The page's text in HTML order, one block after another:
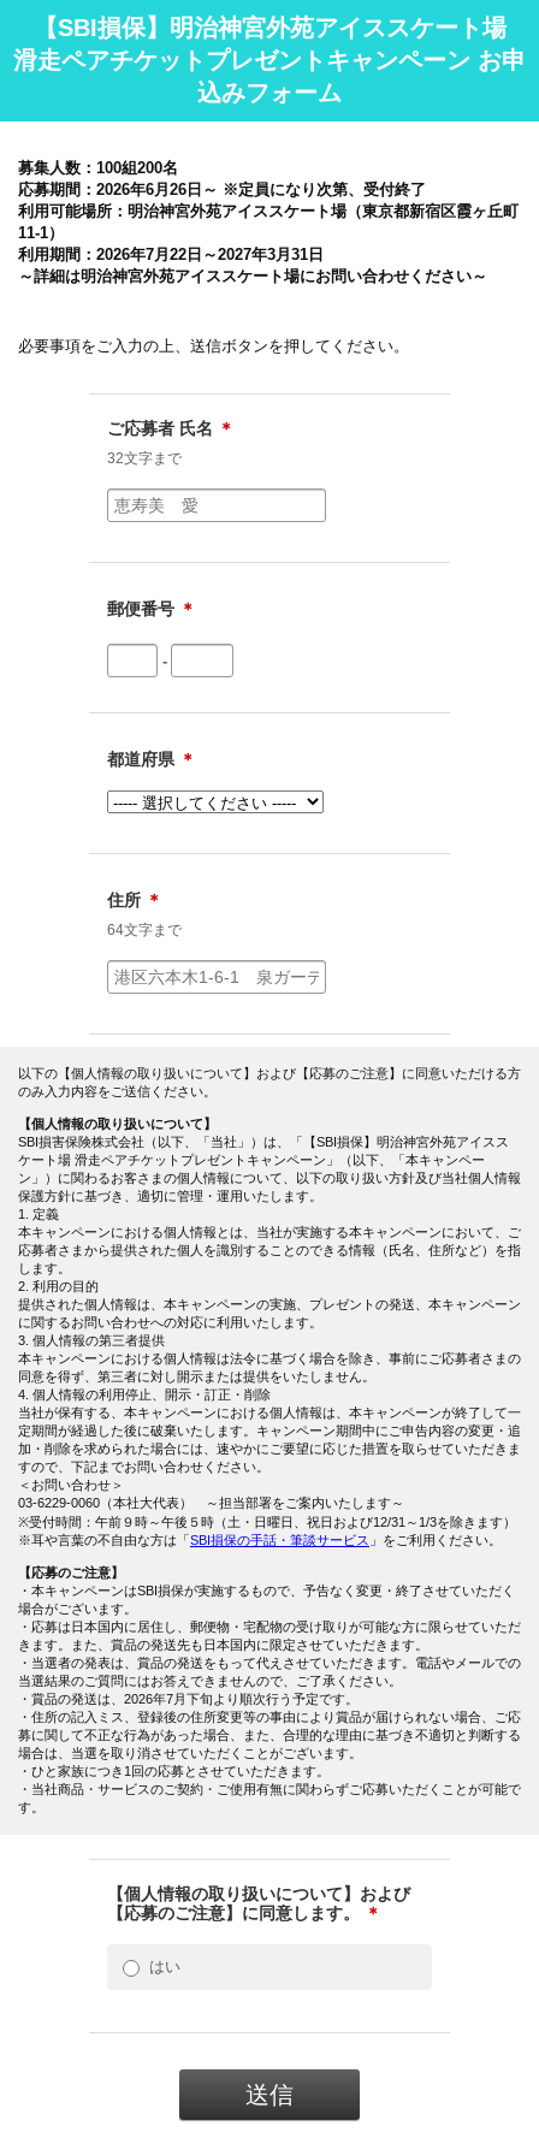
【SBI損保】明治神宮外苑アイススケート場
滑走ペアチケットプレゼントキャンペーン お申
込みフォーム
募集人数：100組200名
応募期間：2026年6月26日～ ※定員になり次第、受付終了
利用可能場所：明治神宮外苑アイススケート場（東京都新宿区霞ヶ丘町
11-1）
利用期間：2026年7月22日～2027年3月31日
～詳細は明治神宮外苑アイススケート場にお問い合わせください～
必要事項をご入力の上、送信ボタンを押してください。
ご応募者 氏名 ＊
32文字まで
郵便番号 ＊
-
都道府県 ＊
住所 ＊
64文字まで
以下の【個人情報の取り扱いについて】および【応募のご注意】に同意いただける方
のみ入力内容をご送信ください。
【個人情報の取り扱いについて】
SBI損害保険株式会社（以下、「当社」）は、「【SBI損保】明治神宮外苑アイスス
ケート場 滑走ペアチケットプレゼントキャンペーン」（以下、「本キャンペー
ン」）に関わるお客さまの個人情報について、以下の取り扱い方針及び当社個人情報
保護方針に基づき、適切に管理・運用いたします。
1. 定義
本キャンペーンにおける個人情報とは、当社が実施する本キャンペーンにおいて、ご
応募者さまから提供された個人を識別することのできる情報（氏名、住所など）を指
します。
2. 利用の目的
提供された個人情報は、本キャンペーンの実施、プレゼントの発送、本キャンペーン
に関するお問い合わせへの対応に利用いたします。
3. 個人情報の第三者提供
本キャンペーンにおける個人情報は法令に基づく場合を除き、事前にご応募者さまの
同意を得ず、第三者に対し開示または提供をいたしません。
4. 個人情報の利用停止、開示・訂正・削除
当社が保有する、本キャンペーンにおける個人情報は、本キャンペーンが終了して一
定期間が経過した後に破棄いたします。キャンペーン期間中にご申告内容の変更・追
加・削除を求められた場合には、速やかにご要望に応じた措置を取らせていただきま
すので、下記までお問い合わせください。
＜お問い合わせ＞
03-6229-0060（本社大代表） ～担当部署をご案内いたします～
※受付時間：午前９時～午後５時（土・日曜日、祝日および12/31～1/3を除きます）
※耳や言葉の不自由な方は「SBI損保の手話・筆談サービス 」をご利用ください。
【応募のご注意】
・本キャンペーンはSBI損保が実施するもので、予告なく変更・終了させていただく
場合がございます。
・応募は日本国内に居住し、郵便物・宅配物の受け取りが可能な方に限らせていただ
きます。また、賞品の発送先も日本国内に限定させていただきます。
・当選者の発表は、賞品の発送をもって代えさせていただきます。電話やメールでの
当選結果のご質問にはお答えできませんので、ご了承ください。
・賞品の発送は、2026年7月下旬より順次行う予定です。
・住所の記入ミス、登録後の住所変更等の事由により賞品が届けられない場合、ご応
募に関して不正な行為があった場合、また、合理的な理由に基づき不適切と判断する
場合は、当選を取り消させていただくことがございます。
・ひと家族につき1回の応募とさせていただきます。
・当社商品・サービスのご契約・ご使用有無に関わらずご応募いただくことが可能で
す。
【個人情報の取り扱いについて】および
【応募のご注意】に同意します。
＊
はい